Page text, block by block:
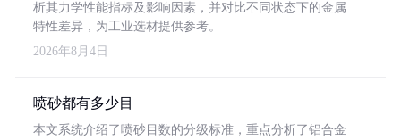
析其力学性能指标及影响因素，并对比不同状态下的金属
特性差异，为工业选材提供参考。
2026年8月4日
喷砂都有多少目
本文系统介绍了喷砂目数的分级标准，重点分析了铝合金